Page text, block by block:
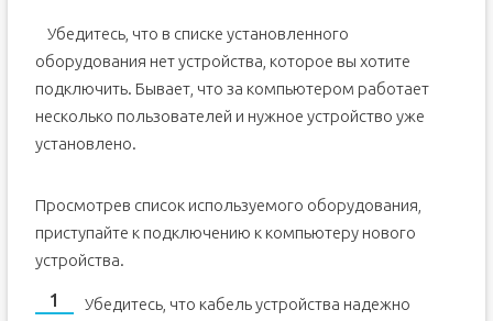
Убедитесь, что в списке установленного
оборудования нет устройства, которое вы хотите
подключить. Бывает, что за компьютером работает
несколько пользователей и нужное устройство уже
установлено.
Просмотрев список используемого оборудования,
приступайте к подключению к компьютеру нового
устройства.
Убедитесь, что кабель устройства надежно